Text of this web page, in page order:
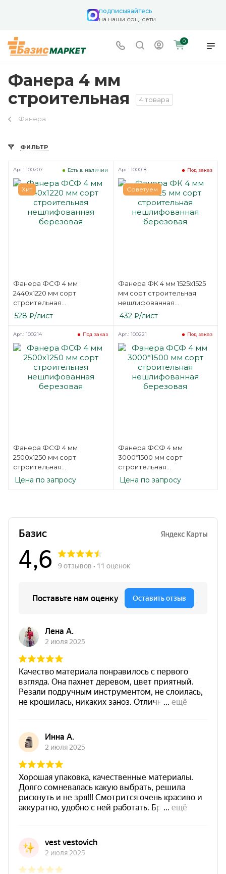
подписывайтесь
на наши соц. сети
0
Фанера 4 мм
строительная
4 товара
Фанера
ФИЛЬТР
Хит
Фанера ФСФ 4 мм
2440х1220 мм сорт
строительная
нешлифованная
березовая
Есть в наличии
Арт.: 100207
528 ₽/лист
Советуем
Фанера ФК 4 мм 1525х1525
мм сорт строительная
нешлифованная
березовая
Под заказ
Арт.: 100018
432 ₽/лист
Фанера ФСФ 4 мм
2500х1250 мм сорт
строительная
нешлифованная
березовая
Под заказ
Арт.: 100214
Цена по запросу
Фанера ФСФ 4 мм
3000*1500 мм сорт
строительная
нешлифованная
березовая
Под заказ
Арт.: 100221
Цена по запросу